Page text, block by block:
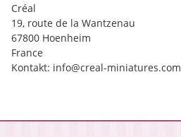
Créal
19, route de la Wantzenau
67800 Hoenheim
France
Kontakt: info@creal-miniatures.com